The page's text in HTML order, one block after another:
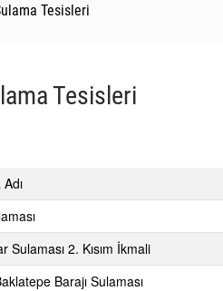
Tesisleri
Tesisleri
Sulaması 2. Kısım İkmali
Barajı Sulaması